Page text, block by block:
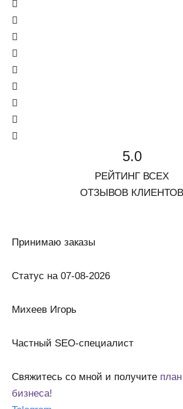
5.0
РЕЙТИНГ ВСЕХ
ОТЗЫВОВ КЛИЕНТОВ
Принимаю заказы
Статус на 07-08-2026
Михеев Игорь
Частный SEO-специалист
Свяжитесь со мной и получите
бизнеса!